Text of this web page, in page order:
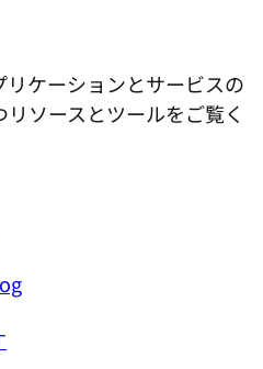
ケーションとサービスの
ソースとツールをご覧く